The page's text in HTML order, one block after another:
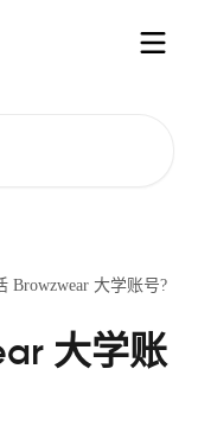
Browzwear 大学账号?
大学账